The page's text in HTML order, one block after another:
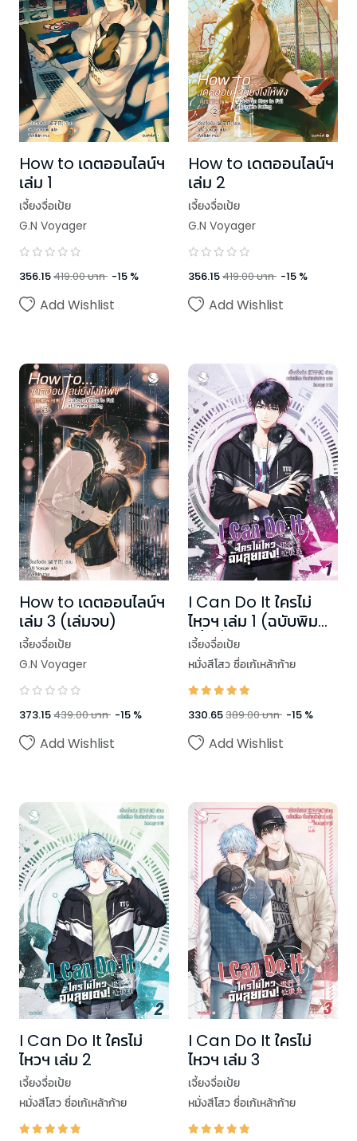
How to เดตออนไลน์ฯ
เล่ม 1
เจี้ยงจื่อเป้ย
G.N Voyager
356.15419.00บาท -15 %
Add Wishlist
How to เดตออนไลน์ฯ
เล่ม 2
เจี้ยงจื่อเป้ย
G.N Voyager
356.15419.00บาท -15 %
Add Wishlist
How to เดตออนไลน์ฯ
เล่ม 3 (เล่มจบ)
เจี้ยงจื่อเป้ย
G.N Voyager
373.15439.00บาท -15 %
Add Wishlist
I Can Do It ใครไม่
ไหวฯ เล่ม 1 (ฉบับพิมพ์
ครั้งที่ 2)
เจี้ยงจื่อเป้ย
หมั่งสีโสว ซื่อเก้เหล้าก้าย
330.65389.00บาท -15 %
Add Wishlist
I Can Do It ใครไม่
ไหวฯ เล่ม 2
เจี้ยงจื่อเป้ย
หมั่งสีโสว ซื่อเก้เหล้าก้าย
I Can Do It ใครไม่
ไหวฯ เล่ม 3
เจี้ยงจื่อเป้ย
หมั่งสีโสว ซื่อเก้เหล้าก้าย